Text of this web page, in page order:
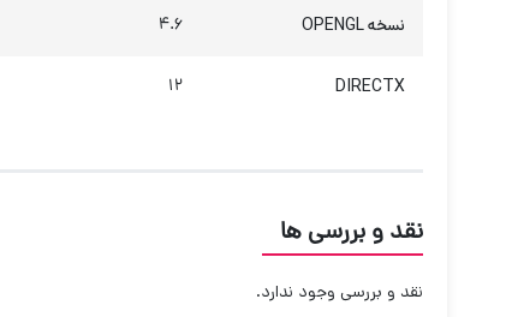
نسخه OPENGL 4.6
DIRECTX
12
نقد و بررسی ها
نقد و بررسی وجود ندارد.